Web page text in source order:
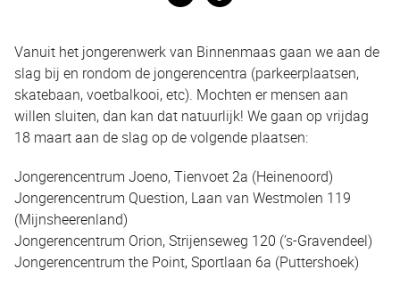
Vanuit het jongerenwerk van Binnenmaas gaan we aan de
slag bij en rondom de jongerencentra (parkeerplaatsen,
skatebaan, voetbalkooi, etc). Mochten er mensen aan
willen sluiten, dan kan dat natuurlijk! We gaan op vrijdag
18 maart aan de slag op de volgende plaatsen:
Jongerencentrum Joeno, Tienvoet 2a (Heinenoord)
Jongerencentrum Question, Laan van Westmolen 119
(Mijnsheerenland)
Jongerencentrum Orion, Strijenseweg 120 (’s-Gravendeel)
Jongerencentrum the Point, Sportlaan 6a (Puttershoek)